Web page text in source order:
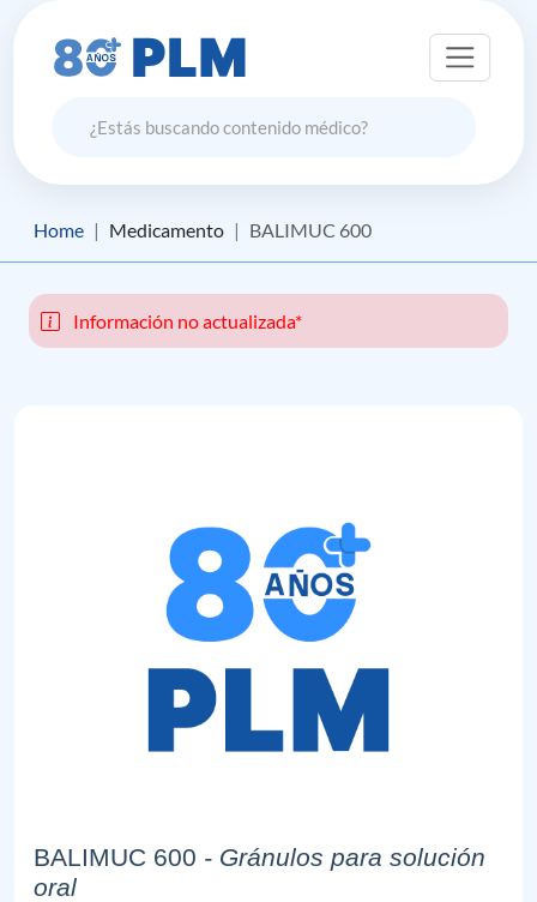
Home Medicamento BALIMUC 600
Información no actualizada*
BALIMUC 600 - Gránulos para solución
oral